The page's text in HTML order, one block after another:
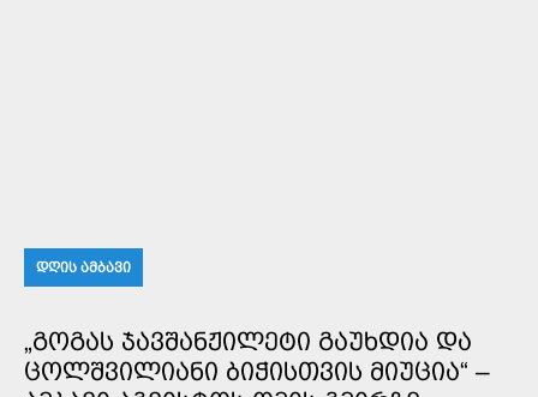
ᲓᲦᲘᲡ ᲐᲛᲑᲐᲕᲘ
„ᲒᲝᲒᲐᲡ ᲯᲐᲕᲨᲐᲜᲟᲘᲚᲔᲢᲘ ᲒᲐᲣᲮᲓᲘᲐ ᲓᲐ
ᲪᲝᲚᲨᲕᲘᲚᲘᲐᲜᲘ ᲑᲘᲭᲘᲡᲗᲕᲘᲡ ᲛᲘᲣᲪᲘᲐ“ –